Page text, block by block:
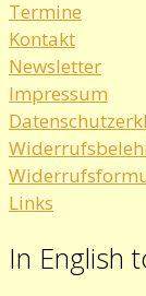
Termine
Kontakt
Newsletter
Impressum
Links
In English